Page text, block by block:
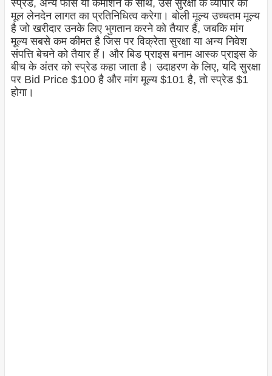
स्प्रेड, अन्य फीस या कमीशन के साथ, उस सुरक्षा के व्यापार की
मूल लेनदेन लागत का प्रतिनिधित्व करेगा। बोली मूल्य उच्चतम मूल्य
है जो खरीदार उनके लिए भुगतान करने को तैयार हैं, जबकि मांग
मूल्य सबसे कम कीमत है जिस पर विक्रेता सुरक्षा या अन्य निवेश
संपत्ति बेचने को तैयार हैं। और बिड प्राइस बनाम आस्क प्राइस के
बीच के अंतर को स्प्रेड कहा जाता है। उदाहरण के लिए, यदि सुरक्षा
पर Bid Price $100 है और मांग मूल्य $101 है, तो स्प्रेड $1
होगा।